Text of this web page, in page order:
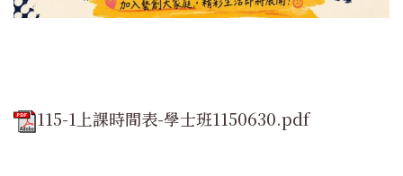
115-1上課時間表-學士班1150630.pdf